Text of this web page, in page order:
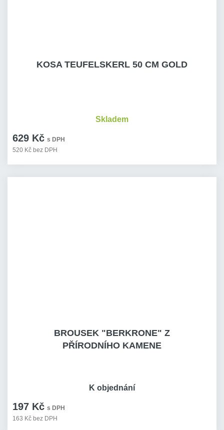
KOSA TEUFELSKERL 50 CM GOLD
629 Kč s DPH
520 Kč bez DPH
Skladem
BROUSEK "BERKRONE" Z
PŘÍRODNÍHO KAMENE
197 Kč s DPH
163 Kč bez DPH
K objednání